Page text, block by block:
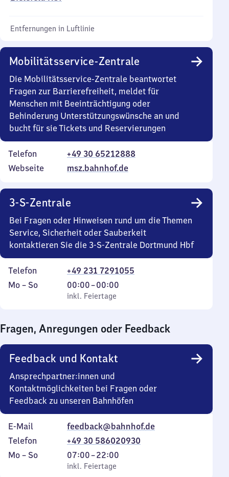
Entfernungen in Luftlinie
Mobilitätsservice-Zentrale
Die Mobilitätsservice-Zentrale beantwortet
Fragen zur Barrierefreiheit, meldet für
Menschen mit Beeinträchtigung oder
Behinderung Unterstützungswünsche an und
bucht für sie Tickets und Reservierungen
Telefon
+49 30 65212888
Webseite
msz.bahnhof.de
3-S-Zentrale
Bei Fragen oder Hinweisen rund um die Themen
Service, Sicherheit oder Sauberkeit
kontaktieren Sie die 3-S-Zentrale Dortmund Hbf
Telefon
+49 231 7291055
Montag
Mo – So,
inkl. Feiertage
00:00–00:00
Von
0
0
Uhr
inkl. Feiertage
Fragen, Anregungen oder Feedback
Feedback und Kontakt
Ansprechpartner:innen und
Kontaktmöglichkeiten bei Fragen oder
Feedback zu unseren Bahnhöfen
E-Mail
feedback@bahnhof.de
Telefon
+49 30 586020930
Montag
Mo – So,
inkl. Feiertage
07:00–22:00
Von
7
inkl. Feiertage